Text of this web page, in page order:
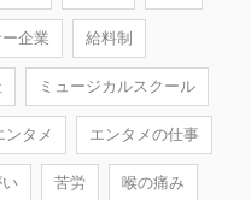
企業 給料制
ミュージカルスクール
ンタメ エンタメの仕事
苦労 喉の痛み